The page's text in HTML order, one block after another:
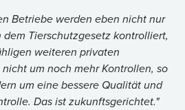
Betriebe werden eben nicht nur
Tierschutzgesetz kontrolliert,
weiteren privaten
um noch mehr Kontrollen, so
um eine bessere Qualität und
Das ist zukunftsgerichtet."